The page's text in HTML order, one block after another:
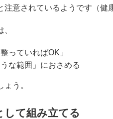
意されているようです（健
っていればOK」
な範囲」におさめる
う。
て組み立てる